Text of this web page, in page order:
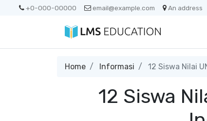
+0-000-00000 email@example.com An address
Home Informasi 12 Siswa Nilai
12 Siswa